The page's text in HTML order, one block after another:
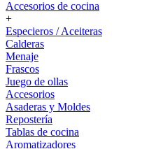
Accesorios de cocina
+
Especieros / Aceiteras
Calderas
Menaje
Frascos
Juego de ollas
Accesorios
Asaderas y Moldes
Repostería
Tablas de cocina
Aromatizadores